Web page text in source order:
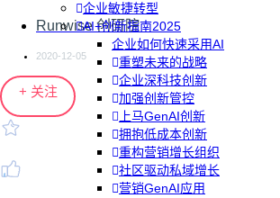
企业敏捷转型
AI+创新指南2025
企业如何快速采用AI
重塑未来的战略
企业深科技创新
加强创新管控
上马GenAI创新
拥抱低成本创新
重构营销增长组织
社区驱动私域增长
营销GenAI应用
Runwise 创研院
2020-12-05
+ 关注